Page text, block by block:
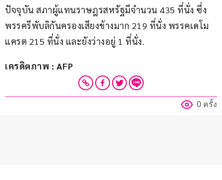
ปัจจุบัน สภาผู้แทนราษฎรสหรัฐมีจำนวน 435 ที่นั่ง ซึ่ง
พรรครีพับลิกันครองเสียงข้างมาก 219 ที่นั่ง พรรคเดโม
แครต 215 ที่นั่ง และยังว่างอยู่ 1 ที่นั่ง.
เครดิตภาพ : AFP
0 ครั้ง